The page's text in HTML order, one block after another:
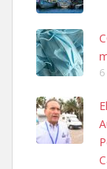
SHIBA
PERRO MACHO
06/07/2025
Leales.org »